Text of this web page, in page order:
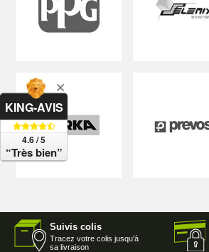
Suivis colis
Tracez votre colis jusqu'à
sa livraison
KING-AVIS
4.6 / 5
“Très bien”